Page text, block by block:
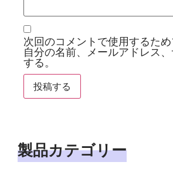
製品カテゴリー
次回のコメントで使用するた
自分の名前、メールアドレス
する。